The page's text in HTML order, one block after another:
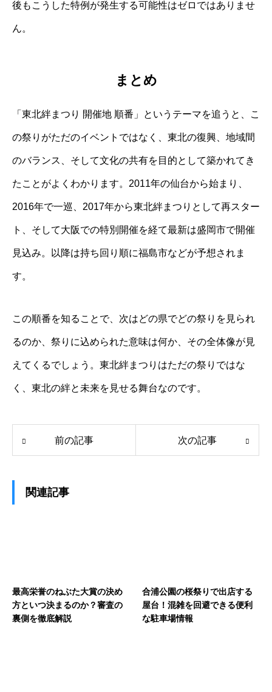
後もこうした特例が発生する可能性はゼロではありませ
ん。
まとめ
「東北絆まつり 開催地 順番」というテーマを追うと、こ
の祭りがただのイベントではなく、東北の復興、地域間
のバランス、そして文化の共有を目的として築かれてき
たことがよくわかります。2011年の仙台から始まり、
2016年で一巡、2017年から東北絆まつりとして再スター
ト、そして大阪での特別開催を経て最新は盛岡市で開催
見込み。以降は持ち回り順に福島市などが予想されま
す。
この順番を知ることで、次はどの県でどの祭りを見られ
るのか、祭りに込められた意味は何か、その全体像が見
えてくるでしょう。東北絆まつりはただの祭りではな
く、東北の絆と未来を見せる舞台なのです。
前の記事 次の記事
関連記事
最高栄誉のねぶた大賞の決め
方といつ決まるのか？審査の
裏側を徹底解説
合浦公園の桜祭りで出店する
屋台！混雑を回避できる便利
な駐車場情報